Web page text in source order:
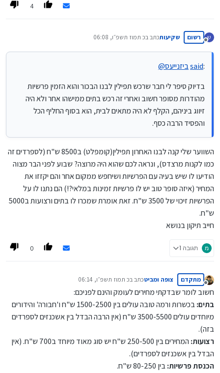
4
ש
מנותק
רשום שקיעותכתב בכ תמוז תשפ״ו, 06:08
נערך לאחרונה על ידי
@ביזנייעסsaid:
בדיוק סיפר לי חבר שרכש תפילין לבנו הבכור והוא הזמין פרשיות
מהודרות מסופר חשוב ואחרי זה רכש בתים ממישהו אחר ולא היה
זיווג ביניהם, הקלף לא היה מתאים לבית, הוא בסוף החליף הכל
והפסיד הרבה כסף.
השווער שלי קנה לבנו האחרון תפילין(קומפלט) ב8500 ש"ח (לספרדים זה
כמו לקנות מרצדס), ונראה לכם שהוא היה מרוצה? שבוע לפני הבר מצוה
הודיעו לו שיש בעיה עם הפרשיות ושיחפש ממקום אחר והם יקזזו את
המחיר (איזה סופר טוב יש לו פרשיות זמינות במלאי?!) הם נתנו לו על
הפרשיות זיכוי של 3500 ש"ח. זאת אומרת שמכרו לו בתים ורצועות ב5000
ש"ח.
חייב תיקון בנושא
מ תגובה 1 0
מנותק
מתקדם צופה ומביטכתב בכ תמוז תשפ״ו, 06:14
נערך לאחרונה על ידי
חשוב לומר שבדקתי מחירים לעומק והינם לפניכם:
בתים:
בכשרות ורמה טובה עולים בין 1500-2500 ש"ח ו'חבורה' והידורים
מיוחדים עולים 3500-5500 ש"ח (אין הרבה הבדל בין אשכנזים לספרדים
בזה).
רצועות:
המחירים בין 250-500 ש"ח יש סוג מאוד מיוחד ב700 ש"ח. (אין
הבדל בין אשכנזים לספרדים).
הכנסת פרשיות:בין 80-250 ש"ח.